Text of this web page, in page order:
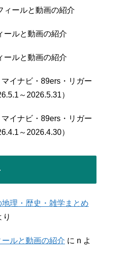
ィールと動画の紹介
ールと動画の紹介
ールと動画の紹介
イナビ・89ers・リガー
～2026.5.31）
イナビ・89ers・リガー
～2026.4.30）
地理・歴史・雑学まとめ
り
ルと動画の紹介 に n よ